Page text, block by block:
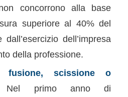
concorrono alla base
superiore al 40% del
dell’impresa
della professione.
fusione, scissione o
primo anno di